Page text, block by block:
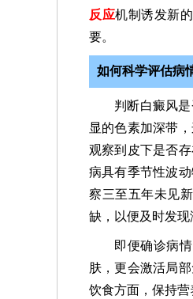
反应机制诱发新
要。
如何科学评估病
判断白癜风
显的色素加深带
观察到皮下是否
病具有季节性波
察三至五年未见
缺，以便及时发现
即便确诊病
肤，更会激活局
饮食方面，保持